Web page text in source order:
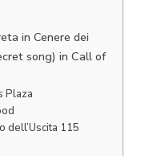
in Cenere dei
song) in Call of
Plaza
dell’Uscita 115